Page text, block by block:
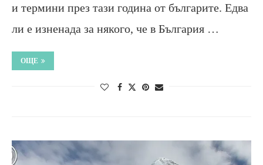
и термини през тази година от българите. Едва
ли е изненада за някого, че в България …
ОЩЕ